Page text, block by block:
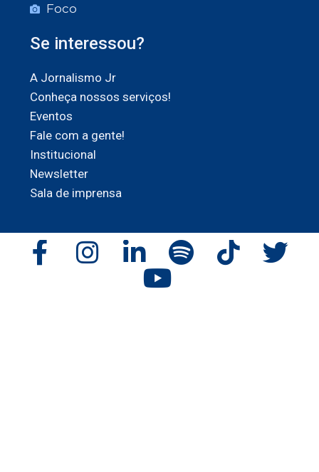
Foco
Se interessou?
A Jornalismo Jr
Conheça nossos serviços!
Eventos
Fale com a gente!
Institucional
Newsletter
Sala de imprensa